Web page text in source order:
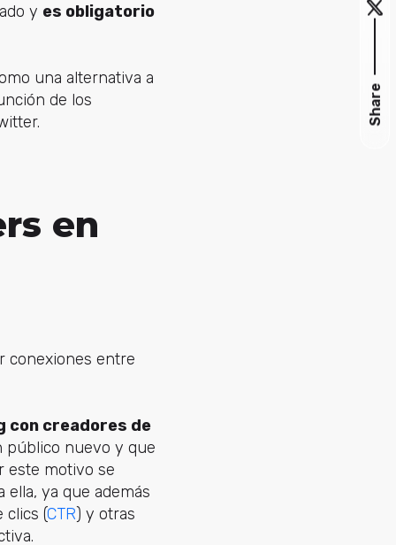
y es obligatorio
una alternativa a
de los
en
conexiones entre
con creadores de
público nuevo y que
este motivo se
ya que además
clics (CTR) y otras
Share